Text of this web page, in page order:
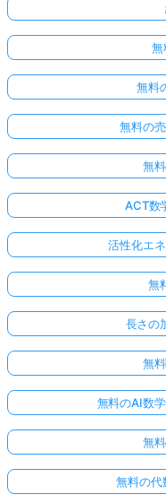
無
無料
無料の
無
ACT数
活性化エ
無
長さの
無
無料のAI数
無
無料の代